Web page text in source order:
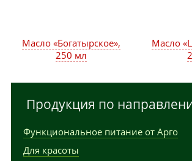
Масло «Богатырское»,
250 мл
Масло
Продукция по
Функциональное питание от Арго
Для красоты